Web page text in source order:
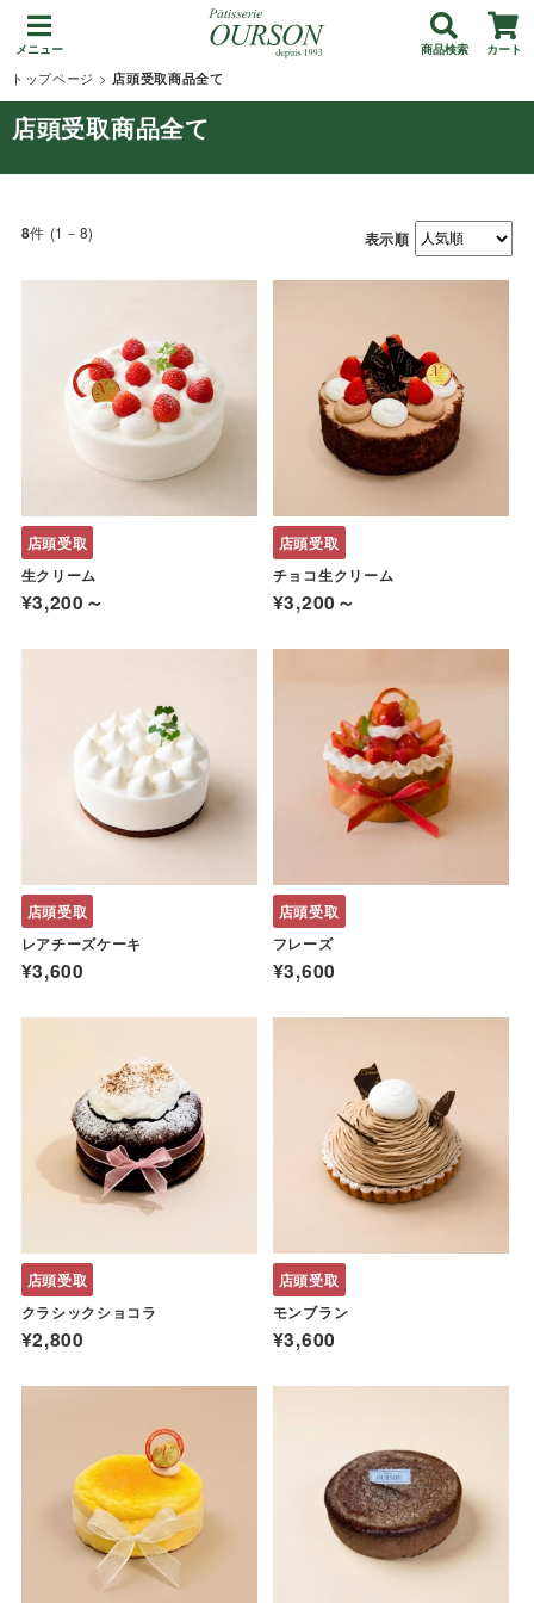
メニュー 商品検索 カート
トップページ > 店頭受取商品全て
店頭受取商品全て
8件 (1－8) 表示順
店頭受取
生クリーム
¥3,200～
店頭受取
チョコ生クリーム
¥3,200～
店頭受取
レアチーズケーキ
¥3,600
店頭受取
フレーズ
¥3,600
店頭受取
クラシックショコラ
¥2,800
店頭受取
モンブラン
¥3,600